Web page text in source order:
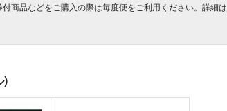
付商品などをご購入の際は毎度便をご利用ください。詳細は
)